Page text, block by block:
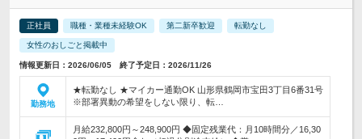
正社員 職種・業種未経験OK 第二新卒歓迎 転勤なし
女性のおしごと掲載中
情報更新日：2026/06/05 終了予定日：2026/11/26
勤務地
★転勤なし ★マイカー通勤OK 山形県鶴岡市宝田3丁目6番31号
※部署異動の希望をしない限り、転…
月給232,800円～248,900円 ◆固定残業代：月10時間分／16,30